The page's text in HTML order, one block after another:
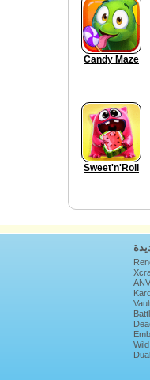
Candy Maze
Sweet'n'Roll